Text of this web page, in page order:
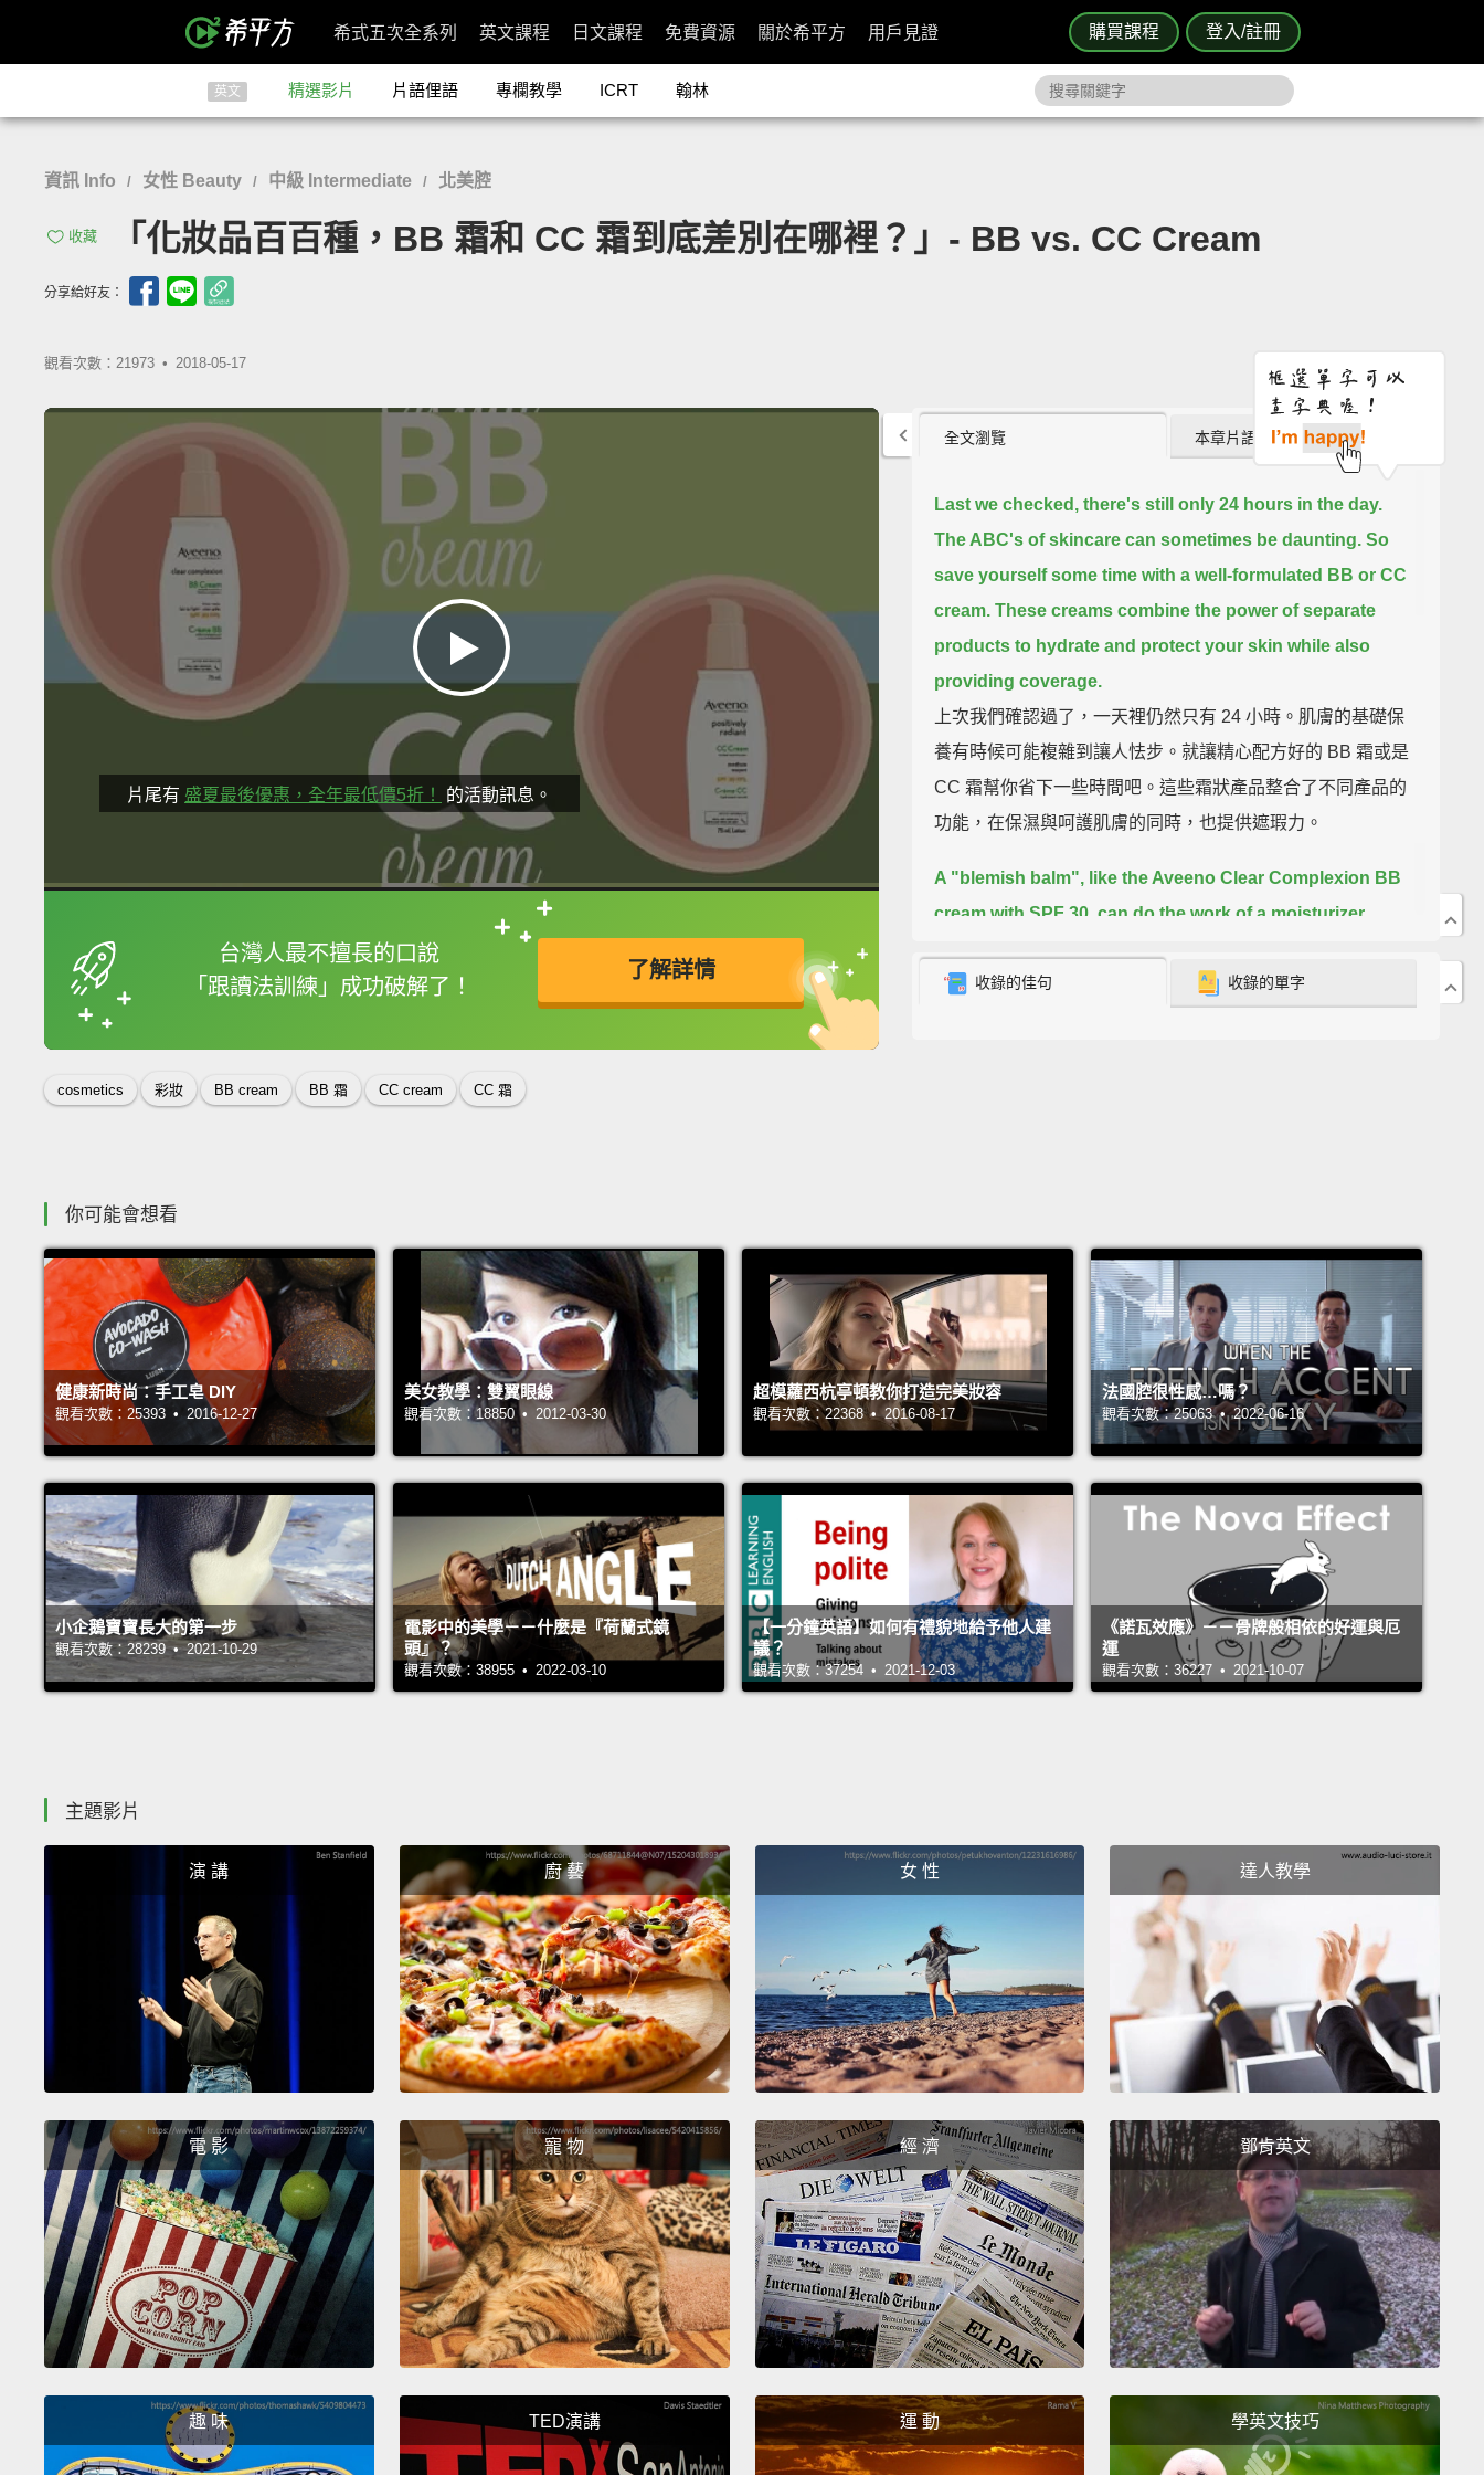
購買課程 登入/註冊
希式五次全系列 英文課程 日文課程 免費資源 關於希平方 用戶見證
英文 精選影片 片語俚語 專欄教學 ICRT 翰林
資訊 Info / 女性 Beauty / 中級 Intermediate / 北美腔
收藏 「化妝品百百種，BB 霜和 CC 霜到底差別在哪裡？」- BB vs. CC Cream
分享給好友：
觀看次數：21973 • 2018-05-17
片尾有 盛夏最後優惠，全年最低價5折！ 的活動訊息。
台灣人最不擅長的口說
「跟讀法訓練」成功破解了！
了解詳情
框選或點兩下字幕可以直接查字典喔！
英
cosmetics 彩妝 BB cream BB 霜 CC cream CC 霜
全文瀏覽 本章片語 (2)
Last we checked, there's still only 24 hours in the day.
The ABC's of skincare can sometimes be daunting. So
save yourself some time with a well-formulated BB or CC
cream. These creams combine the power of separate
products to hydrate and protect your skin while also
providing coverage.
上次我們確認過了，一天裡仍然只有 24 小時。肌膚的基礎保
養有時候可能複雜到讓人怯步。就讓精心配方好的 BB 霜或是
CC 霜幫你省下一些時間吧。這些霜狀產品整合了不同產品的
功能，在保濕與呵護肌膚的同時，也提供遮瑕力。
A "blemish balm", like the Aveeno Clear Complexion BB
cream with SPF 30, can do the work of a moisturizer,
一瓶「瑕疵修護霜」產品，像是有著防曬功能 SPF 30 的
skin while protecting it.
而 CC 霜與前述差異不大，著重於校正不平均的膚色。
「CC」通常表示「顏色調節」、「顏色校正」，或是「膚色
校正」。Aveeno Positively Radiant CC 霜既能提亮又能呵護
肌膚。
The Chinese have used soy for thousands of years to
reduce blotchiness and discoloration. The Aveeno Active
Naturals Total Soy Complex uses soy's natural proteins
to visibly transform dull, uneven skin.
數千年來，中國人使用大豆來減少斑點形成及變色情況。
Aveeno Active Naturals 系列的全大豆複合物使用大豆天然的
蛋白質來有效改善暗沉與膚色不均的膚況。
收錄的佳句 收錄的單字
你可能會想看
健康新時尚：手工皂 DIY
觀看次數：25393 • 2016-12-27
美女教學：雙翼眼線
觀看次數：18850 • 2012-03-30
超模蘿西杭亭頓教你打造完美妝容
觀看次數：22368 • 2016-08-17
法國腔很性感…嗎？
觀看次數：25063 • 2022-06-16
小企鵝寶寶長大的第一步
觀看次數：28239 • 2021-10-29
電影中的美學－－什麼是『荷蘭式鏡
頭』？
觀看次數：38955 • 2022-03-10
【一分鐘英語】如何有禮貌地給予他人建
議？
觀看次數：37254 • 2021-12-03
《諾瓦效應》－－骨牌般相依的好運與厄
運
觀看次數：36227 • 2021-10-07
主題影片
演 講 廚 藝 女 性 達人教學
電 影 寵 物 經 濟 鄧肯英文
趣 味 TED演講 運 動 學英文技巧